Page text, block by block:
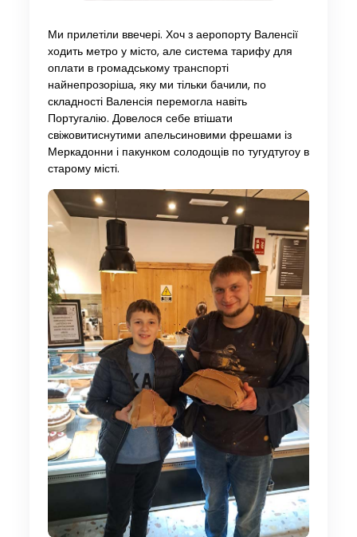
Ми прилетіли ввечері. Хоч з аеропорту Валенсії
ходить метро у місто, але система тарифу для
оплати в громадському транспорті
найнепрозоріша, яку ми тільки бачили, по
складності Валенсія перемогла навіть
Португалію. Довелося себе втішати
свіжовитиснутими апельсиновими фрешами із
Меркадонни і пакунком солодощів по тугудтугоу в
старому місті.